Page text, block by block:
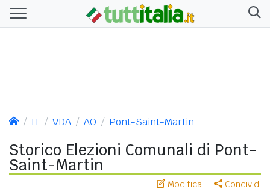
IT VDA AO Pont-Saint-Martin
Storico Elezioni Comunali di Pont-
Saint-Martin
Modifica Condividi